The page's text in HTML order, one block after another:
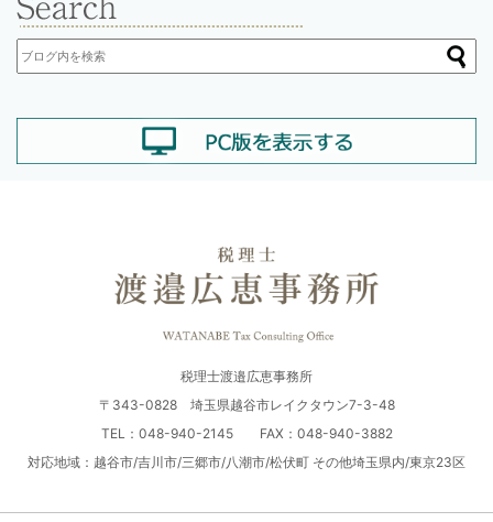
税理士渡邉広恵事務所
〒343-0828 埼玉県越谷市レイクタウン7-3-48
TEL：048-940-2145 FAX：048-940-3882
対応地域：越谷市/吉川市/三郷市/八潮市/松伏町 その他埼玉県内/東京23区